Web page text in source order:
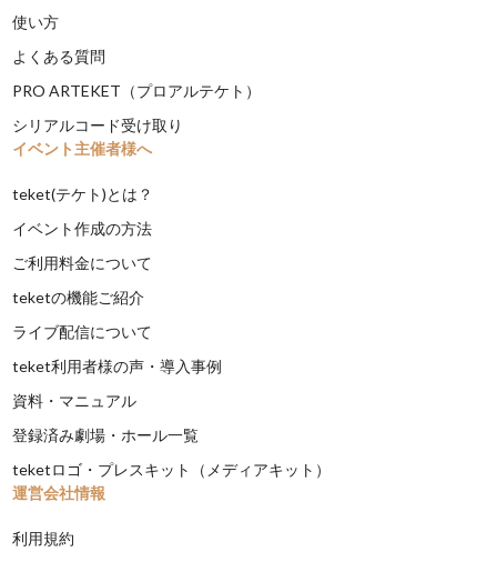
使い方
よくある質問
PRO ARTEKET（プロアルテケト）
シリアルコード受け取り
イベント主催者様へ
teket(テケト)とは？
イベント作成の方法
ご利用料金について
teketの機能ご紹介
ライブ配信について
teket利用者様の声・導入事例
資料・マニュアル
登録済み劇場・ホール一覧
teketロゴ・プレスキット（メディアキット）
運営会社情報
利用規約